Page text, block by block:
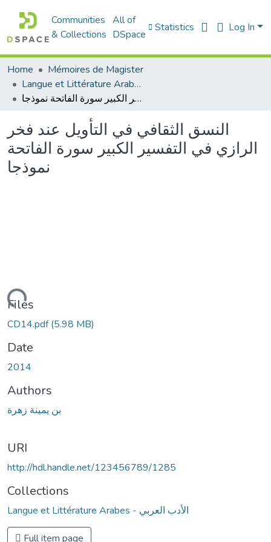
Communities
& Collections
All of
DSpace
Statistics Log In
Home
Mémoires de Magister
Langue et Littérature Arabes - الأدب العربي
النسق الثقافي في التأويل عند فخر الرازي في التفسير الكبير سورة الفاتحة نموذجا
النسق الثقافي في التأويل عند فخر
الرازي في التفسير الكبير سورة الفاتحة
نموذجا
Loading...
Files
CD14.pdf(5.98 MB)
Date
2014
Authors
بن يمينة زهرة
URI
http://hdl.handle.net/123456789/1285
Collections
Langue et Littérature Arabes - الأدب العربي
Full item page